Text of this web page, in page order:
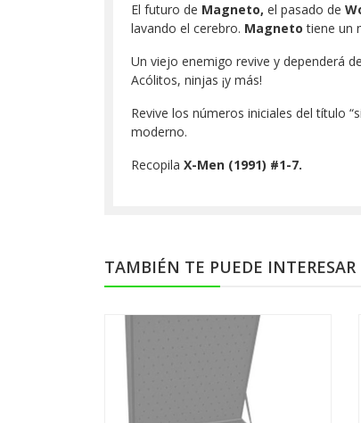
El futuro de Magneto, el pasado de
lavando el cerebro. Magneto tiene un
Un viejo enemigo revive y dependerá
Acólitos, ninjas ¡y más!
Revive los números iniciales del título
moderno.
Recopila X-Men (1991) #1-7.
TAMBIÉN TE PUEDE INTERESAR